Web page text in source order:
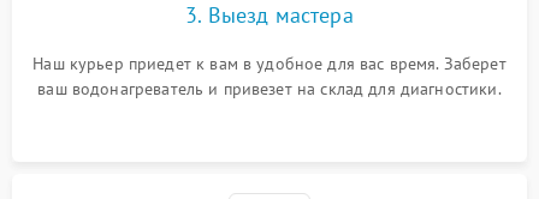
3. Выезд мастера
Наш курьер приедет к вам в удобное для вас время. Заберет
ваш водонагреватель и привезет на склад для диагностики.